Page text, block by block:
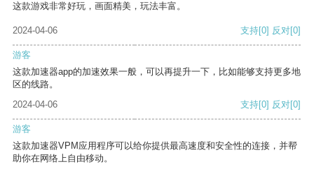
这款游戏非常好玩，画面精美，玩法丰富。
2024-04-06 支持[0] 反对[0]
游客
这款加速器app的加速效果一般，可以再提升一下，比如能够支持更多地
区的线路。
2024-04-06
支持[0] 反对[0]
游客
这款加速器VPM应用程序可以给你提供最高速度和安全性的连接，并帮
助你在网络上自由移动。